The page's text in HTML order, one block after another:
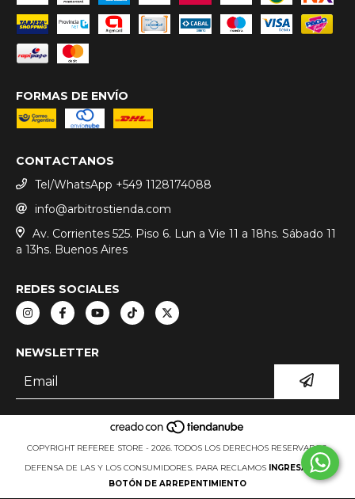
FORMAS DE ENVÍO
CONTACTANOS
Tel/WhatsApp +549 1128174088
info@arbitrostienda.com
Av. Corrientes 525. Piso 6. Lun a Vie 11 a 18hs. Sábado 11
a 13hs. Buenos Aires
REDES SOCIALES
NEWSLETTER
COPYRIGHT REFEREE STORE - 2026. TODOS LOS DERECHOS RESERVADOS.
DEFENSA DE LAS Y LOS CONSUMIDORES. PARA RECLAMOS INGRESÁ ACÁ.
BOTÓN DE ARREPENTIMIENTO